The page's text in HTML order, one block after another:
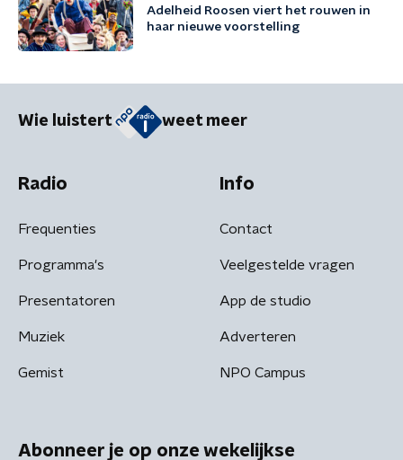
Adelheid Roosen viert het rouwen in
haar nieuwe voorstelling
Wie luistert weet meer
Radio
Frequenties
Programma's
Presentatoren
Muziek
Gemist
Info
Contact
Veelgestelde vragen
App de studio
Adverteren
NPO Campus
Abonneer je op onze wekelijkse